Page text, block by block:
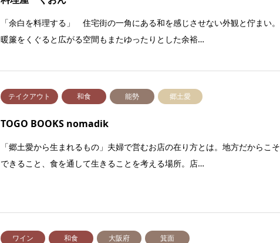
「余白を料理する」 住宅街の一角にある和を感じさせない外観と佇まい。
暖簾をくぐると広がる空間もまたゆったりとした余裕…
テイクアウト 和食 能勢 郷土愛
TOGO BOOKS nomadik
「郷土愛から生まれるもの」夫婦で営むお店の在り方とは。地方だからこそ
できること、食を通して生きることを考える場所。店…
ワイン 和食 大阪府
箕面